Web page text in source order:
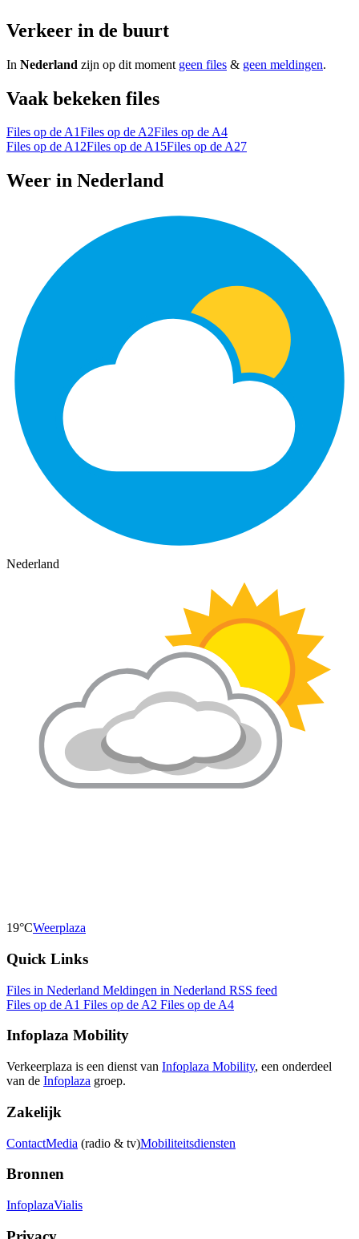
Verkeer in de buurt
In Nederland zijn op dit moment geen files & geen meldingen.
Vaak bekeken files
Files op de A1Files op de A2Files op de A4
Files op de A12Files op de A15Files op de A27
Weer in Nederland
Nederland
19°CWeerplaza
Quick Links
Files in Nederland Meldingen in Nederland RSS feed
Files op de A1 Files op de A2 Files op de A4
Infoplaza Mobility
Verkeerplaza is een dienst van Infoplaza Mobility, een onderdeel
van de Infoplaza groep.
Zakelijk
ContactMedia (radio & tv)Mobiliteitsdiensten
Bronnen
InfoplazaVialis